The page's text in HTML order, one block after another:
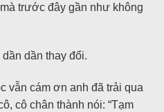
trước đây gần như không
dần thay đổi.
vẫn cám ơn anh đã trải qua
cô chân thành nói: “Tạm